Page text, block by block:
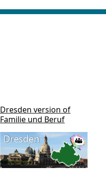
Dresden version of
Familie und Beruf